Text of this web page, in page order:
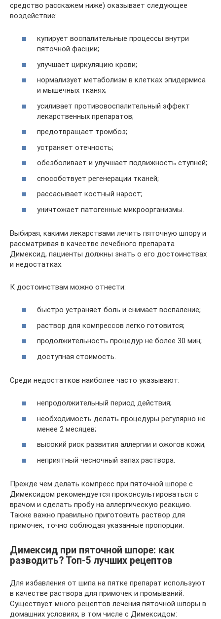
средство расскажем ниже) оказывает следующее
воздействие:
купирует воспалительные процессы внутри
пяточной фасции;
улучшает циркуляцию крови;
нормализует метаболизм в клетках эпидермиса
и мышечных тканях;
усиливает противовоспалительный эффект
лекарственных препаратов;
предотвращает тромбоз;
устраняет отечность;
обезболивает и улучшает подвижность ступней;
способствует регенерации тканей;
рассасывает костный нарост;
уничтожает патогенные микроорганизмы.
Выбирая, какими лекарствами лечить пяточную шпору и
рассматривая в качестве лечебного препарата
Димексид, пациенты должны знать о его достоинствах
и недостатках.
К достоинствам можно отнести:
быстро устраняет боль и снимает воспаление;
раствор для компрессов легко готовится;
продолжительность процедур не более 30 мин;
доступная стоимость.
Среди недостатков наиболее часто указывают:
непродолжительный период действия;
необходимость делать процедуры регулярно не
менее 2 месяцев;
высокий риск развития аллергии и ожогов кожи;
неприятный чесночный запах раствора.
Прежде чем делать компресс при пяточной шпоре с
Димексидом рекомендуется проконсультироваться с
врачом и сделать пробу на аллергическую реакцию.
Также важно правильно приготовить раствор для
примочек, точно соблюдая указанные пропорции.
Димексид при пяточной шпоре: как
разводить? Топ-5 лучших рецептов
Для избавления от шипа на пятке препарат используют
в качестве раствора для примочек и промываний.
Существует много рецептов лечения пяточной шпоры в
домашних условиях, в том числе с Димексидом: